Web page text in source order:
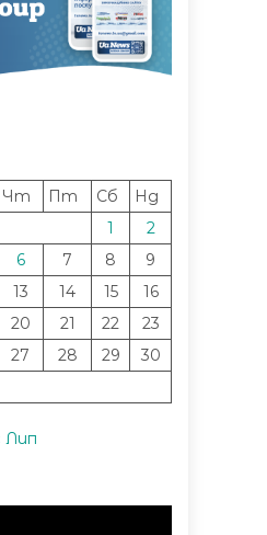
Чт Пт Сб
Нд
1
2
6 7 8
9
13 14 15
16
20 21 22
23
27 28 29
30
Лип